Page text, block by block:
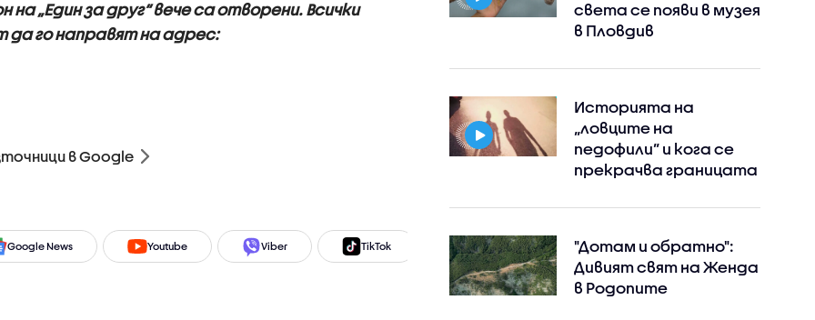
„Един за друг“ вече са отворени. Всички
го направят на адрес:
в Google
Google News Youtube Viber TikTok Instagram Facebook
света се появи в музея
в Пловдив
Историята на
„ловците на
педофили” и кога се
прекрачва границата
"Дотам и обратно":
Дивият свят на Женда
в Родопите